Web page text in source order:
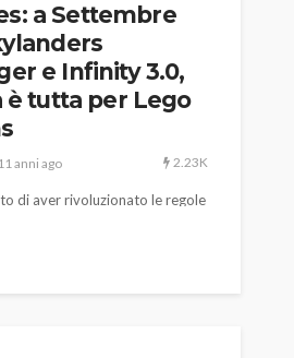
a Settembre
e Infinity 3.0,
è tutta per Lego
11 anni ago 2.23K
di aver rivoluzionato le regole
e Amiibo, ecco l-arrivo di